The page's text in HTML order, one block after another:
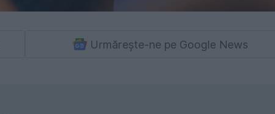
Urmărește-ne pe Google News